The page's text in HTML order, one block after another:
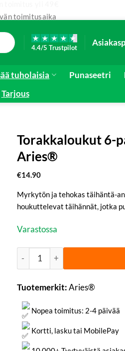
4.4/5 Trustpilot
tuholaisia Punaseetri
Tarjous
Torakkaloukut 6-
Aries®
€14.90
Myrkytön ja tehokas täihäntä-
houkuttelevat täihännät, jotka
Varastossa
Torakkaloukut 6-pack | Aries®
Tuotemerkit:Aries®
Nopea toimitus: 2-4 päivää
Kortti, lasku tai MobilePay
toimitusaika